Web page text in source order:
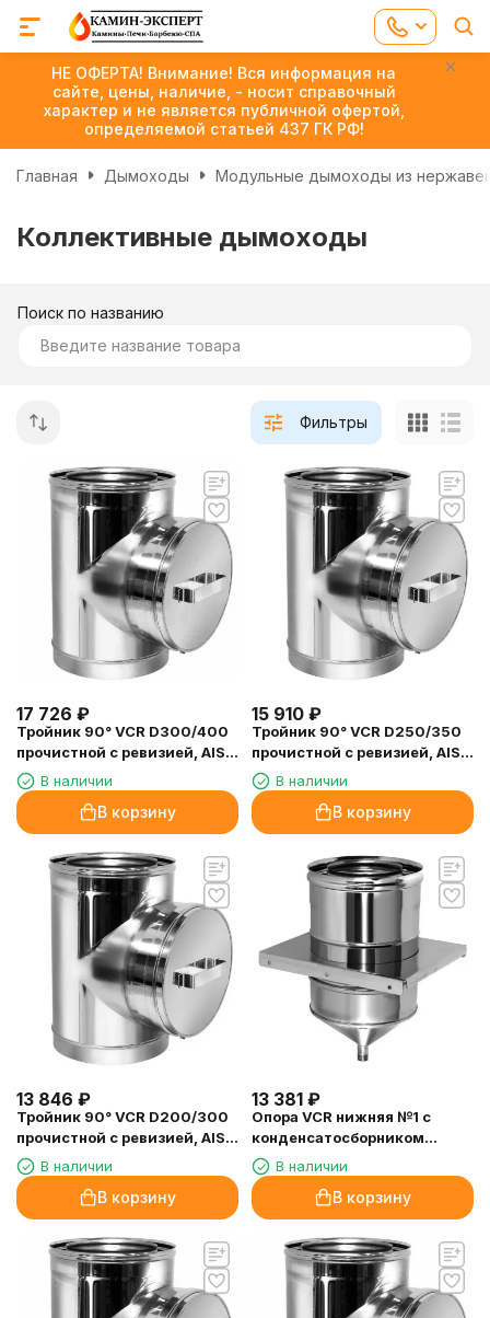
НЕ ОФЕРТА! Внимание! Вся информация на
сайте, цены, наличие, - носит справочный
характер и не является публичной офертой,
определяемой статьей 437 ГК РФ!
Главная Дымоходы Модульные дымоходы из
Коллективные дымоходы
Поиск по названию
Фильтры
17 726 ₽
Тройник 90° VCR D300/400
прочистной с ревизией, AISI
321/304 (Вулкан)
В наличии
В корзину
15 910 ₽
Тройник 90° VCR D250/350
прочистной с ревизией, AISI
321/304 (Вулкан)
В наличии
В корзину
13 846 ₽
Тройник 90° VCR D200/300
прочистной с ревизией, AISI
321/304 (Вулкан)
В наличии
В корзину
13 381 ₽
Опора VCR нижняя №1 с
конденсатосборником
D300/400, AISI 321/304
(Вулкан)
В наличии
В корзину